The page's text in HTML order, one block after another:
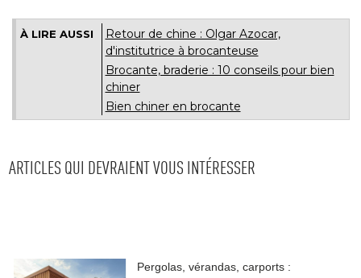
À LIRE AUSSI
Retour de chine : Olgar Azocar,
d'institutrice à brocanteuse
Brocante, braderie : 10 conseils pour bien
chiner
Bien chiner en brocante
ARTICLES QUI DEVRAIENT VOUS INTÉRESSER
Pergolas, vérandas, carports :